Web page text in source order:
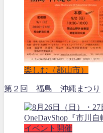
楽しむ（郡山市）
第２回 福島 沖縄まつり
イベント開催